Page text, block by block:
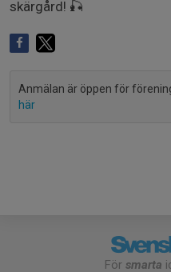
skärgård! 🎣
Anmälan är öppen för
här
För smarta